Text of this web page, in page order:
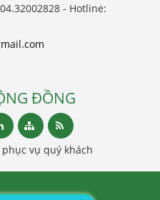
- Hotline:
ĐỒNG
vụ quý khách